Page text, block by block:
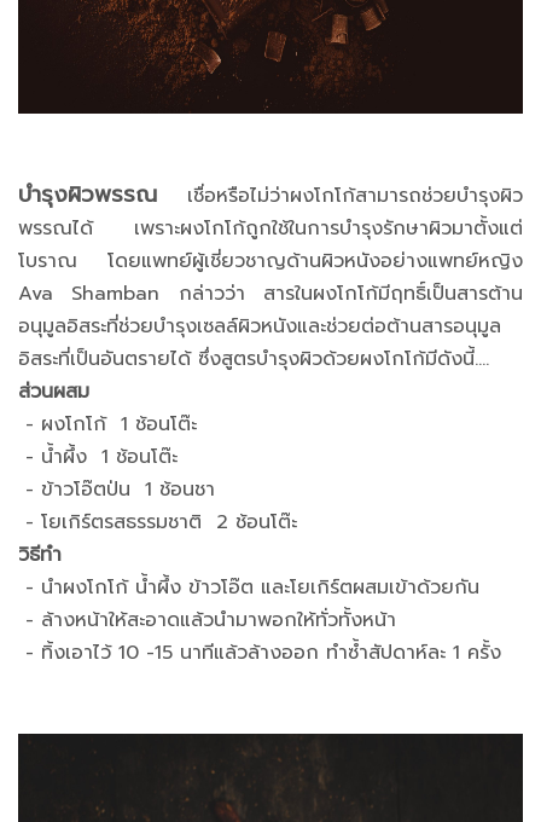
บำรุงผิวพรรณ
เชื่อหรือไม่ว่าผงโกโก้สามารถช่วยบำรุงผิว
พรรณได้ เพราะผงโกโก้ถูกใช้ในการบำรุงรักษาผิวมาตั้งแต่
โบราณ โดยแพทย์ผู้เชี่ยวชาญด้านผิวหนังอย่างแพทย์หญิง
Ava Shamban กล่าวว่า สารในผงโกโก้มีฤทธิ์เป็นสารต้าน
อนุมูลอิสระที่ช่วยบำรุงเซลล์ผิวหนังและช่วยต่อต้านสารอนุมูล
อิสระที่เป็นอันตรายได้ ซึ่งสูตรบำรุงผิวด้วยผงโกโก้มีดังนี้....
ส่วนผสม
- ผงโกโก้ 1 ช้อนโต๊ะ
- น้ำผึ้ง 1 ช้อนโต๊ะ
- ข้าวโอ๊ตป่น 1 ช้อนชา
- โยเกิร์ตรสธรรมชาติ 2 ช้อนโต๊ะ
วิธีทำ
- นำผงโกโก้ น้ำผึ้ง ข้าวโอ๊ต และโยเกิร์ตผสมเข้าด้วยกัน
- ล้างหน้าให้สะอาดแล้วนำมาพอกให้ทั่วทั้งหน้า
- ทิ้งเอาไว้ 10 -15 นาทีแล้วล้างออก ทำซ้ำสัปดาห์ละ 1 ครั้ง